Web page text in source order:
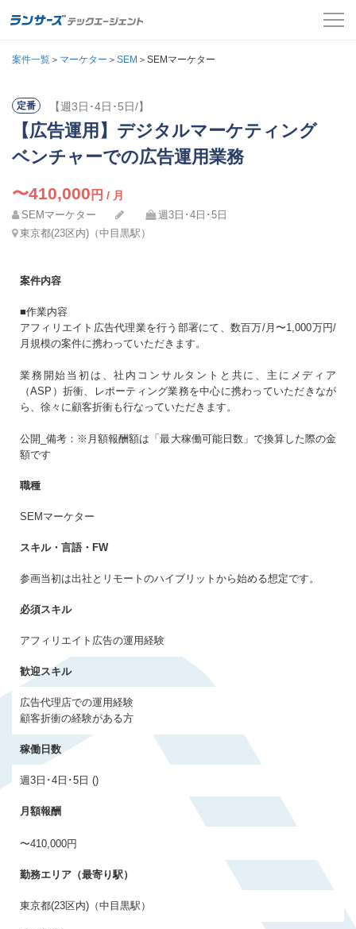
案件一覧
お役立ちコンテンツ
よくある質問
ログイン
案件一覧 ＞ マーケター ＞ SEM ＞SEMマーケター
定番 【週3日･4日･5日/】
【広告運用】デジタルマーケティング
ベンチャーでの広告運用業務
〜410,000 円 / 月
SEMマーケター
週3日･4日･5日
東京都(23区内)（中目黒駅）
案件内容
■作業内容
アフィリエイト広告代理業を行う部署にて、数百万/月〜1,000万円/
月規模の案件に携わっていただきます。
業務開始当初は、社内コンサルタントと共に、主にメディア
（ASP）折衝、レポーティング業務を中心に携わっていただきなが
ら、徐々に顧客折衝も行なっていただきます。
公開_備考：※月額報酬額は「最大稼働可能日数」で換算した際の金
額です
職種
SEMマーケター
スキル・言語・FW
参画当初は出社とリモートのハイブリットから始める想定です。
必須スキル
アフィリエイト広告の運用経験
歓迎スキル
広告代理店での運用経験
顧客折衝の経験がある方
稼働日数
週3日･4日･5日 ()
月額報酬
〜410,000円
勤務エリア（最寄り駅）
東京都(23区内)（中目黒駅）
メールアドレス
パスワード
パスワードを忘れた方はこちら
まだアカウントをお持ちでない方はこちら
アカウントを新規作成する
氏名 必須
メールアドレス
電話番号
生年月日 必須
パスワード 必須
プライバシーポリシー・個人情報の取扱い
する